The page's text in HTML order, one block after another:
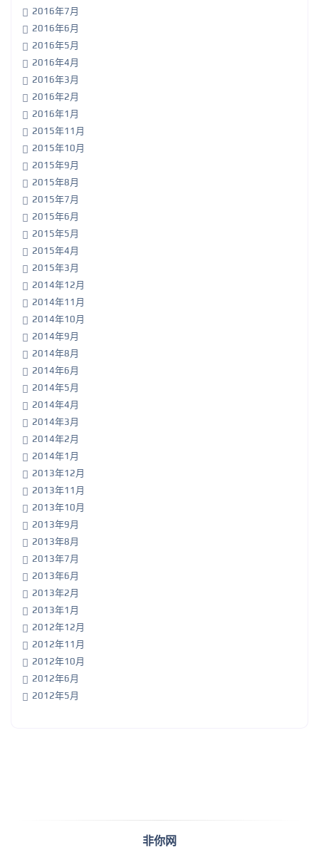
2016年7月
2016年6月
2016年5月
2016年4月
2016年3月
2016年2月
2016年1月
2015年11月
2015年10月
2015年9月
2015年8月
2015年7月
2015年6月
2015年5月
2015年4月
2015年3月
2014年12月
2014年11月
2014年10月
2014年9月
2014年8月
2014年6月
2014年5月
2014年4月
2014年3月
2014年2月
2014年1月
2013年12月
2013年11月
2013年10月
2013年9月
2013年8月
2013年7月
2013年6月
2013年2月
2013年1月
2012年12月
2012年11月
2012年10月
2012年6月
2012年5月
非你网